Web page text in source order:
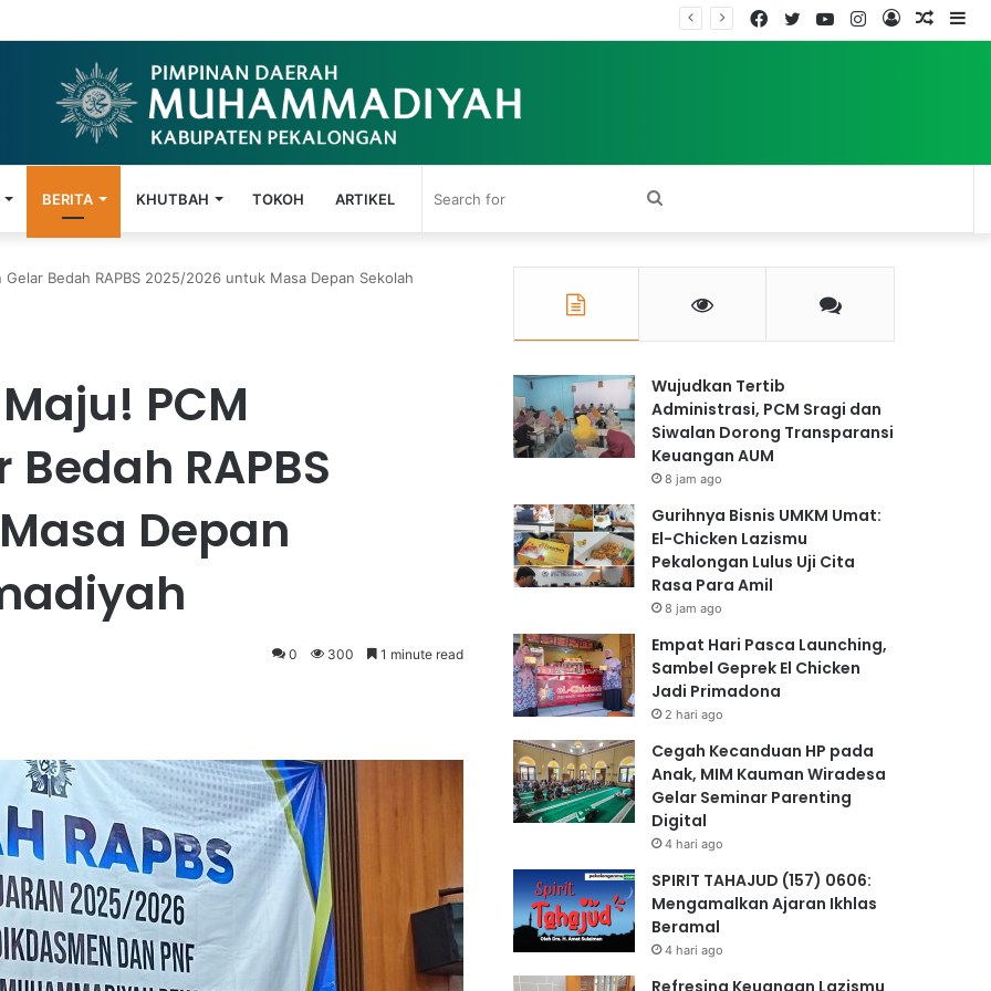
El-Chicken Lazismu Pekalongan Lulus Uji Cita Rasa Para Amil
Log
Instagram
YouTube
Twitter
Facebook
BERITA KHUTBAH TOKOH ARTIKEL Search
for
Bedah RAPBS 2025/2026 untuk Masa Depan Sekolah
PCM
RAPBS
Depan
0 300 1 minute read
Wujudkan Tertib
Administrasi, PCM Sragi dan
Siwalan Dorong Transparansi
Keuangan AUM
8 jam ago
Gurihnya Bisnis UMKM Umat:
El-Chicken Lazismu
Pekalongan Lulus Uji Cita
Rasa Para Amil
8 jam ago
Empat Hari Pasca Launching,
Sambel Geprek El Chicken
Jadi Primadona
2 hari ago
Cegah Kecanduan HP pada
Anak, MIM Kauman Wiradesa
Gelar Seminar Parenting
Digital
4 hari ago
SPIRIT TAHAJUD (157) 0606:
Mengamalkan Ajaran Ikhlas
Beramal
4 hari ago
Refresing Keuangan Lazismu